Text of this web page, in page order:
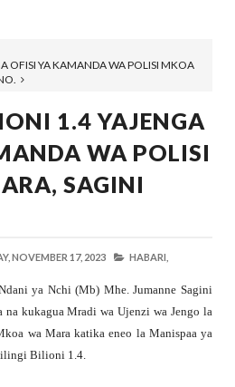
OFISI YA KAMANDA WA POLISI MKOA
1.4 YAJENGA
WA POLISI
SAGINI
NOVEMBER 17, 2023 HABARI,
ya Nchi (Mb) Mhe. Jumanne Sagini
na kukagua Mradi wa Ujenzi wa Jengo la
wa Mara katika eneo la Manispaa ya
Bilioni 1.4.